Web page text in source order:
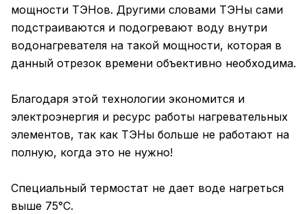
мощности ТЭНов. Другими словами ТЭНы сами
подстраиваются и подогревают воду внутри
водонагревателя на такой мощности, которая в
данный отрезок времени объективно необходима.
Благодаря этой технологии экономится и
электроэнергия и ресурс работы нагревательных
элементов, так как ТЭНы больше не работают на
полную, когда это не нужно!
Специальный термостат не дает воде нагреться
выше 75°C.